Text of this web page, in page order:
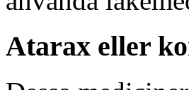
Atarax eller